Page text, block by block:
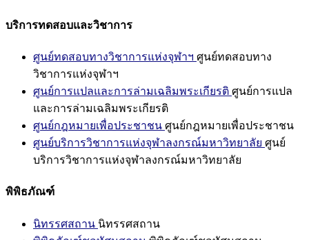
บริการทดสอบและวิชาการ
ศูนย์ทดสอบทางวิชาการแห่งจุฬาฯ ศูนย์ทดสอบทาง
วิชาการแห่งจุฬาฯ
ศูนย์การแปลและการล่ามเฉลิมพระเกียรติ ศูนย์การแปล
และการล่ามเฉลิมพระเกียรติ
ศูนย์กฎหมายเพื่อประชาชน ศูนย์กฎหมายเพื่อประชาชน
ศูนย์บริการวิชาการแห่งจุฬาลงกรณ์มหาวิทยาลัย ศูนย์
บริการวิชาการแห่งจุฬาลงกรณ์มหาวิทยาลัย
พิพิธภัณฑ์
นิทรรศสถาน นิทรรศสถาน